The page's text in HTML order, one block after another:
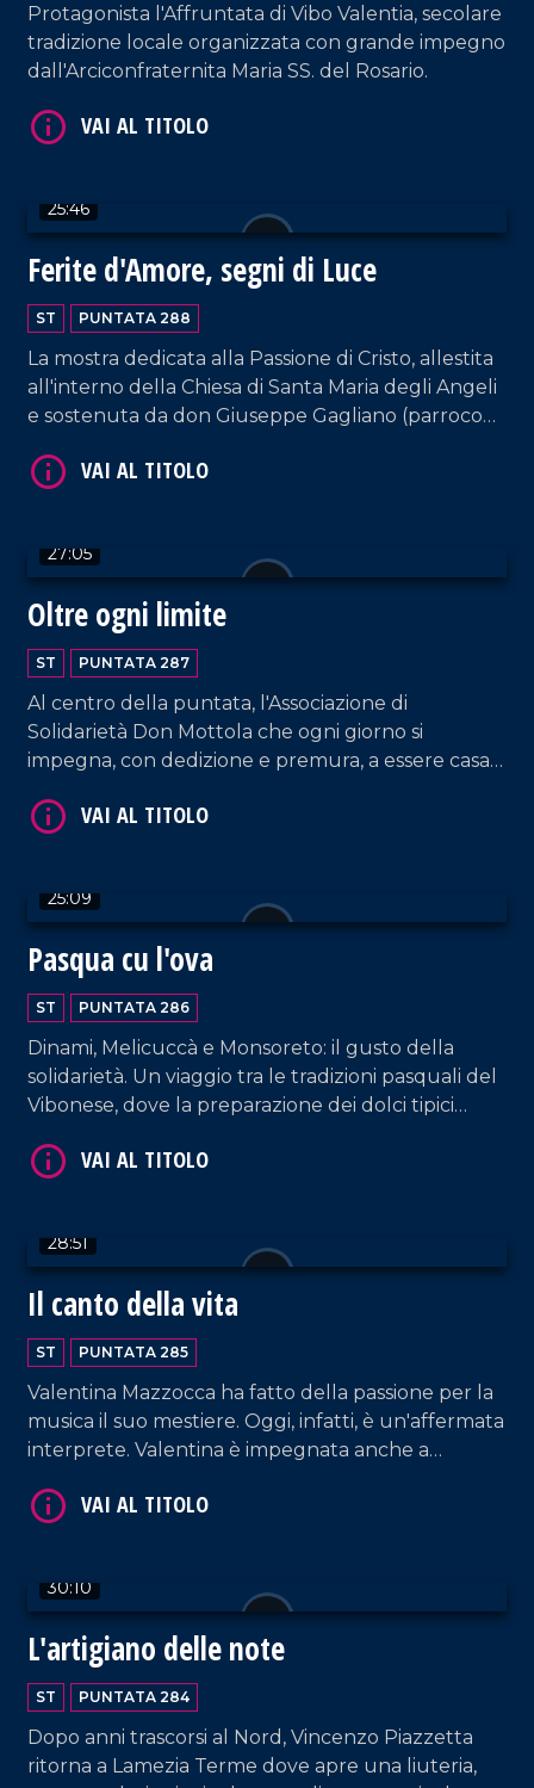
Protagonista l'Affruntata di Vibo Valentia, secolare
tradizione locale organizzata con grande impegno
dall'Arciconfraternita Maria SS. del Rosario.
25:46
Ferite d'Amore, segni di Luce
ST PUNTATA 288
La mostra dedicata alla Passione di Cristo, allestita
all'interno della Chiesa di Santa Maria degli Angeli
e sostenuta da don Giuseppe Gagliano (parroco
Valentia), secondo iniziativa del collezionista di
27:05
Oltre ogni limite
ST PUNTATA 287
Al centro della puntata, l'Associazione di
Solidarietà Don Mottola che ogni giorno si
impegna, con dedizione e premura, a essere casa
voluta fortemente da un gruppo di mamme,
25:09
Pasqua cu l'ova
ST PUNTATA 286
Dinami, Melicuccà e Monsoreto: il gusto della
solidarietà. Un viaggio tra le tradizioni pasquali del
Vibonese, dove la preparazione dei dolci tipici
alluvionate della Sibaritide.
28:51
Il canto della vita
ST PUNTATA 285
Valentina Mazzocca ha fatto della passione per la
musica il suo mestiere. Oggi, infatti, è un'affermata
interprete. Valentina è impegnata anche a
non solo attenzioni tecniche ma anche umane.
30:10
L'artigiano delle note
ST PUNTATA 284
Dopo anni trascorsi al Nord, Vincenzo Piazzetta
ritorna a Lamezia Terme dove apre una liuteria,
VAI AL TITOLO
VAI AL TITOLO
VAI AL TITOLO
VAI AL TITOLO
VAI AL TITOLO
VAI AL TITOLO